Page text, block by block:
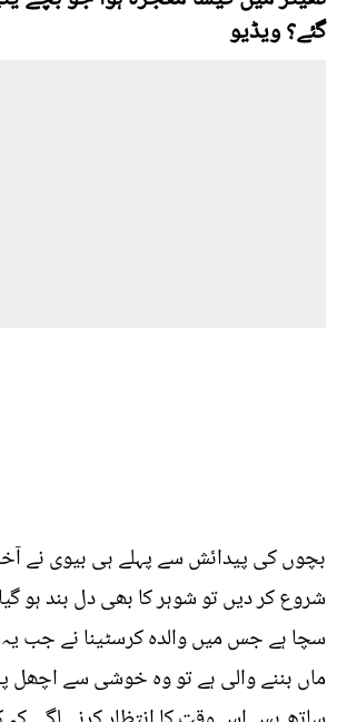
گئے؟ ویڈیو
بچوں کی پیدائش سے پہلے ہی بیوی نے
شروع کر دیں تو شوہر کا بھی دل بند ہو
سچا ہے جس میں والدہ کرسٹینا نے جب
ماں بننے والی ہے تو وہ خوشی سے اچھل